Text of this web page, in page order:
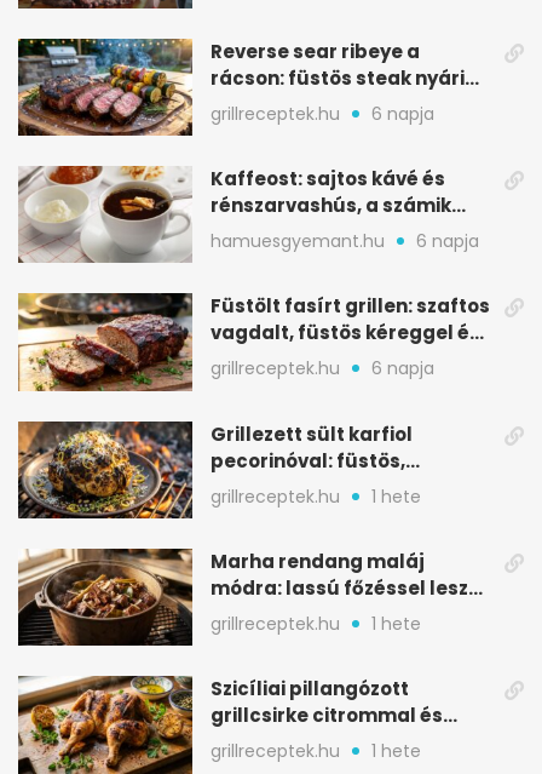
Reverse sear ribeye a
rácson: füstös steak nyári
tökkebabbal
grillreceptek.hu 6 napja
Kaffeost: sajtos kávé és
rénszarvashús, a számik
melegítő itala
hamuesgyemant.hu 6 napja
Füstölt fasírt grillen: szaftos
vagdalt, füstös kéreggel és
BBQ mázzal
grillreceptek.hu 6 napja
Grillezett sült karfiol
pecorinóval: füstös,
karamellizált nyári kedvenc
grillreceptek.hu 1 hete
Marha rendang maláj
módra: lassú főzéssel lesz
igazán szaftos
grillreceptek.hu 1 hete
Szicíliai pillangózott
grillcsirke citrommal és
oregánóval
grillreceptek.hu 1 hete